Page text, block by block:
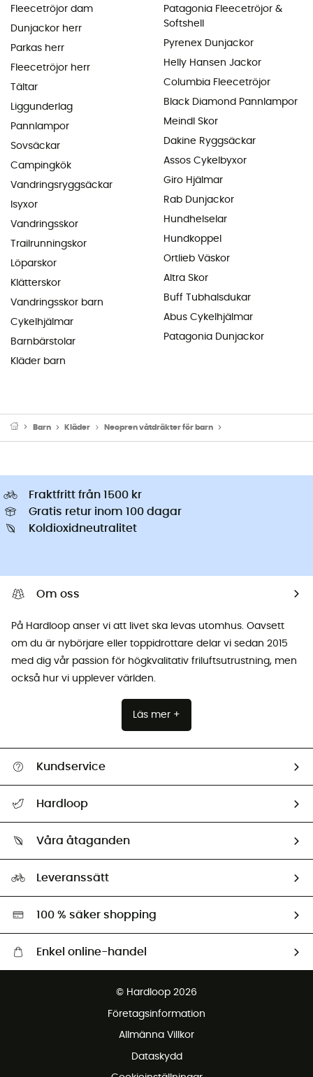
Fleecetröjor dam
Dunjackor herr
Parkas herr
Fleecetröjor herr
Tältar
Liggunderlag
Pannlampor
Sovsäckar
Campingkök
Vandringsryggsäckar
Isyxor
Vandringsskor
Trailrunningskor
Löparskor
Klätterskor
Vandringsskor barn
Cykelhjälmar
Barnbärstolar
Kläder barn
Patagonia Fleecetröjor &
Softshell
Pyrenex Dunjackor
Helly Hansen Jackor
Columbia Fleecetröjor
Black Diamond Pannlampor
Meindl Skor
Dakine Ryggsäckar
Assos Cykelbyxor
Giro Hjälmar
Rab Dunjackor
Hundhelselar
Hundkoppel
Ortlieb Väskor
Altra Skor
Buff Tubhalsdukar
Abus Cykelhjälmar
Patagonia Dunjackor
Barn Kläder Neopren våtdräkter för barn
Fraktfritt från 1500 kr
Gratis retur inom 100 dagar
Koldioxidneutralitet
Om oss
På Hardloop anser vi att livet ska levas utomhus. Oavsett
om du är nybörjare eller toppidrottare delar vi sedan 2015
med dig vår passion för högkvalitativ friluftsutrustning, men
också hur vi upplever världen.
Läs mer +
Kundservice
Retur & återbetalning
Hardloop
Ambassadörer
Våra åtaganden
Miljöanpassat urval
Leveranssätt
100 % säker shopping
Enkel online-handel
© Hardloop 2026
Företagsinformation
Allmänna Villkor
Dataskydd